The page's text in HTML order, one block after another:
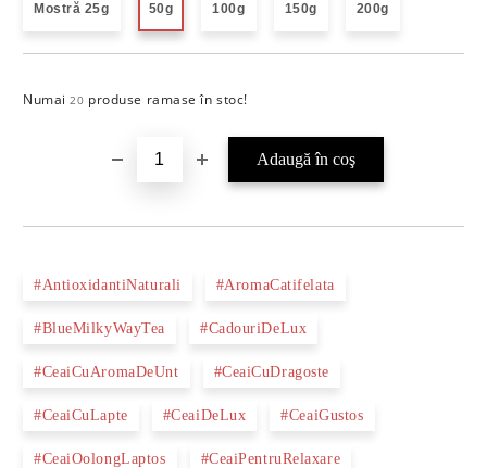
Mostră 25g 50g 100g 150g 200g
Numai20 produse ramase în stoc!
#AntioxidantiNaturali #AromaCatifelata
#BlueMilkyWayTea #CadouriDeLux
#CeaiCuAromaDeUnt #CeaiCuDragoste
#CeaiCuLap­te #CeaiDeLux #CeaiGustos
#CeaiOolongLaptos #CeaiPentruRelaxare